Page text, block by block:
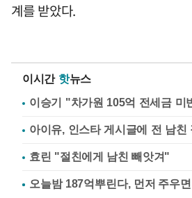
계를 받았다.
이시간 핫뉴스
이승기 "차가원 105억 전세금 미
아이유, 인스타 게시글에 전 남친
효린 "절친에게 남친 빼앗겨"